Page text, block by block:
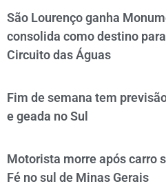
São Lourenço ganha
consolida como destino
Circuito das Águas
Fim de semana tem
e geada no Sul
Motorista morre após carro
Fé no sul de Minas Gerais